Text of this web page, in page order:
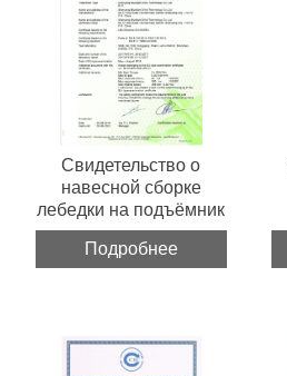
Свидетельство о
навесной сборке
лебедки на подъёмник
Подробнее